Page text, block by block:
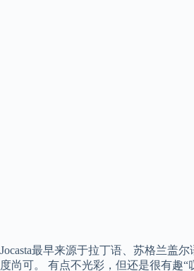
Jocasta最早来源于拉丁语、苏格兰盖
度尚可。 有点不光彩，但还是很有趣“